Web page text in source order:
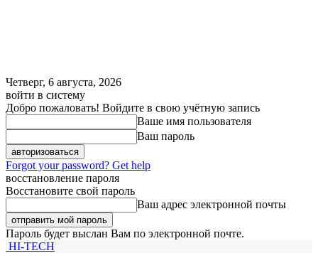
Четверг, 6 августа, 2026
войти в систему
Добро пожаловать! Войдите в свою учётную запись
Ваше имя пользователя
Ваш пароль
Forgot your password? Get help
восстановление пароля
Восстановите свой пароль
Ваш адрес электронной почты
Пароль будет выслан Вам по электронной почте.
HI-TECH